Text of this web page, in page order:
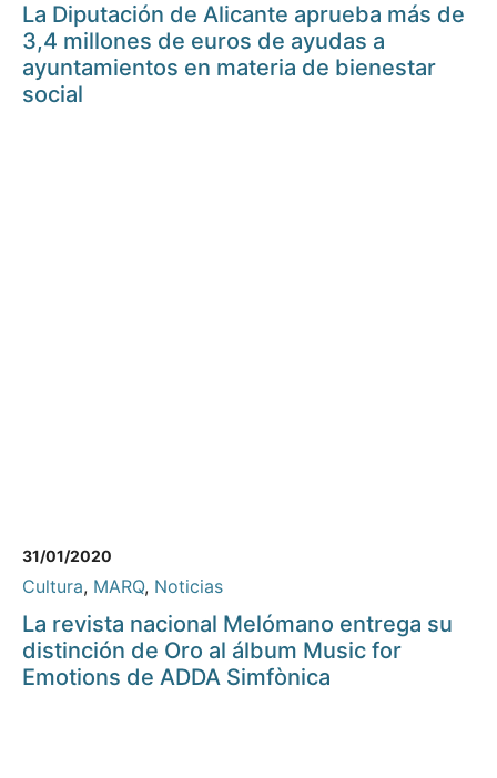
La Diputación de Alicante aprueba más de
3,4 millones de euros de ayudas a
ayuntamientos en materia de bienestar
social
31/01/2020
Cultura, MARQ, Noticias
La revista nacional Melómano entrega su
distinción de Oro al álbum Music for
Emotions de ADDA Simfònica